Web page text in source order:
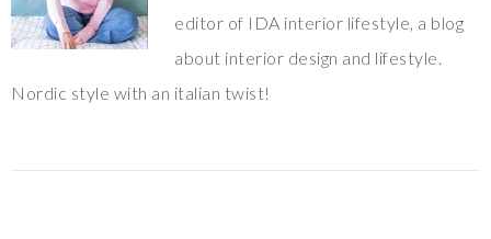
editor of IDA interior lifestyle, a blog
about interior design and lifestyle.
Nordic style with an italian twist!